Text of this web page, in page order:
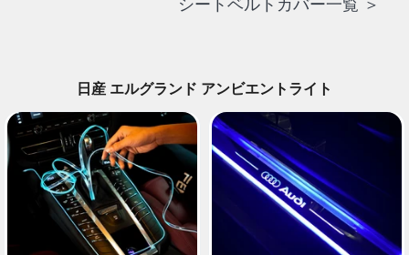
シートベルトカバー一覧 ＞
日産 エルグランド アンビエントライト